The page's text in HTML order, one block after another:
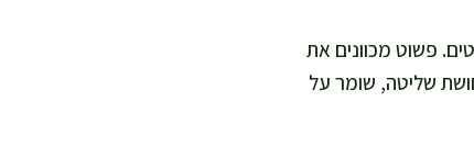
פשוט מכוונים את
שליטה, שומר על